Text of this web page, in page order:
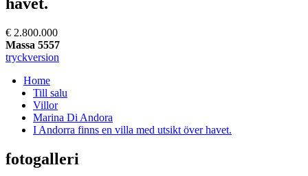
€ 2.800.000
Massa 5557
tryckversion
Home
Till salu
Villor
Marina Di Andora
I Andorra finns en villa med utsikt över havet.
fotogalleri